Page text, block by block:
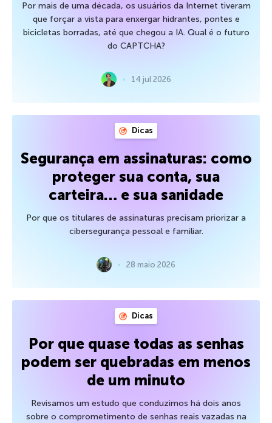
Por mais de uma década, os usuários da Internet tiveram
que forçar a vista para enxergar hidrantes, pontes e
bicicletas borradas, até que chegou a IA. Qual é o futuro
do CAPTCHA?
14 jul 2026
Dicas
Segurança em assinaturas: como
proteger sua conta, sua
carteira… e sua sanidade
Por que os titulares de assinaturas precisam priorizar a
cibersegurança pessoal e familiar.
28 maio 2026
Dicas
Por que quase todas as senhas
podem ser quebradas em menos
de um minuto
Revisamos um estudo que conduzimos há dois anos
sobre o comprometimento de senhas reais vazadas na